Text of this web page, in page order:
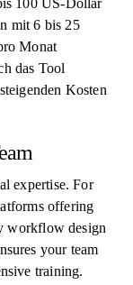
100 US-Dollar
mit 6 bis 25
Monat
das Tool
Kosten
expertise. For
offering
workflow design
your team
training.